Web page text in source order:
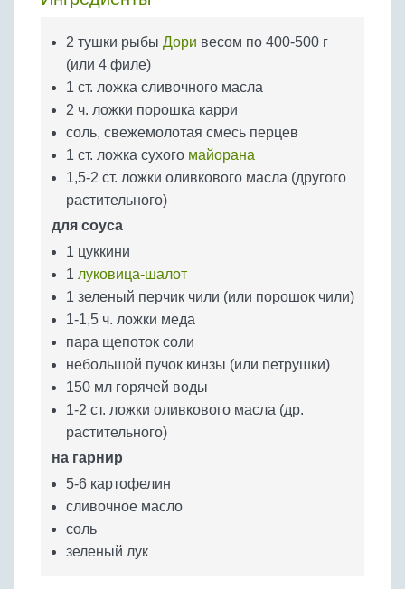
Бобовые
Яйца
Крупы
2 тушки рыбы Дори весом по 400-500 г
(или 4 филе)
1 ст. ложка сливочного масла
2 ч. ложки порошка карри
соль, свежемолотая смесь перцев
1 ст. ложка сухого майорана
1,5-2 ст. ложки оливкового масла (другого
растительного)
для соуса
1 цуккини
1 луковица-шалот
1 зеленый перчик чили (или порошок чили)
1-1,5 ч. ложки меда
пара щепоток соли
небольшой пучок кинзы (или петрушки)
150 мл горячей воды
1-2 ст. ложки оливкового масла (др.
растительного)
на гарнир
5-6 картофелин
сливочное масло
соль
зеленый лук